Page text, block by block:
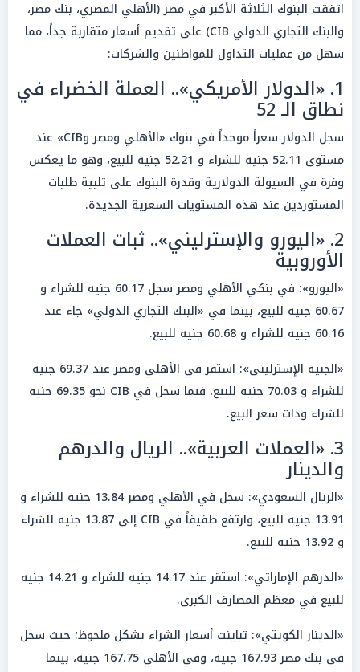
اتفقت البنوك الثلاثة الأكبر في مصر (الأهلي المصري، بنك مصر،
والبنك التجاري الدولي CIB) على تقديم أسعار متقاربة جداً، مما
سهل من عمليات التداول للمواطنين والشركات:
1. «الدولار الأمريكي».. العملة الخضراء في
نطاق الـ 52
سجل الدولار سعراً موحداً في بنوك «الأهلي ومصر وCIB» عند
مستوى 52.11 جنيه للشراء و 52.21 جنيه للبيع، وهو ما يعكس
وفرة في السيولة الدولارية وقدرة البنوك على تلبية طلبات
المستوردين عند هذه المستويات السعرية الجديدة.
2. «اليورو والإسترليني».. ثبات العملات
الأوروبية
«اليورو»: في بنكي الأهلي ومصر سجل 60.17 جنيه للشراء و
60.67 جنيه للبيع، بينما في «البنك التجاري الدولي» جاء عند
60.16 جنيه للشراء و 60.68 جنيه للبيع.
«الجنيه الإسترليني»: استقر في الأهلي ومصر عند 69.37 جنيه
للشراء و 70.03 جنيه للبيع، فيما سجل في CIB نحو 69.35 جنيه
للشراء وذات سعر البيع.
3. «العملات العربية».. الريال والدرهم
والدينار
«الريال السعودي»: سجل في الأهلي ومصر 13.84 جنيه للشراء و
13.91 جنيه للبيع، وارتفع طفيفاً في CIB إلى 13.87 جنيه للشراء
و 13.92 جنيه للبيع.
«الدرهم الإماراتي»: استقر عند 14.17 جنيه للشراء و 14.21 جنيه
للبيع في معظم المصارف الكبرى.
«الدينار الكويتي»: تباينت أسعار الشراء بشكل ملحوظ؛ حيث سجل
في بنك مصر 167.93 جنيه، وفي الأهلي 167.75 جنيه، بينما